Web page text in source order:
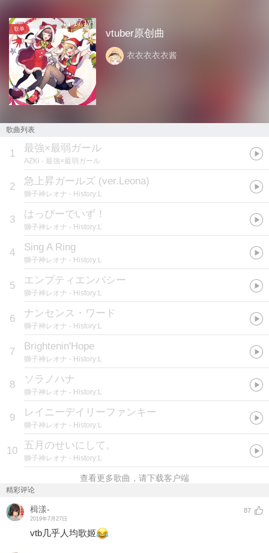
歌单
17.1万
vtuber原创曲
衣衣衣衣衣酱
歌曲列表
1 最強×最弱ガール
AZKi - 最強×最弱ガール
2 急上昇ガールズ (ver.Leona)
獅子神レオナ - History:L
3 はっぴーでいず！
獅子神レオナ - History:L
4 Sing A Ring
獅子神レオナ - History:L
5 エンプティエンパシー
獅子神レオナ - History:L
6 ナンセンス・ワード
獅子神レオナ - History:L
7 Brightenin'Hope
獅子神レオナ - History:L
8 ソラノハナ
獅子神レオナ - History:L
9 レイニーデイリーファンキー
獅子神レオナ - History:L
10 五月のせいにして。
獅子神レオナ - History:L
查看更多歌曲，请下载客户端
精彩评论
楫漾-
2019年7月27日
87
vtb几乎人均歌姬